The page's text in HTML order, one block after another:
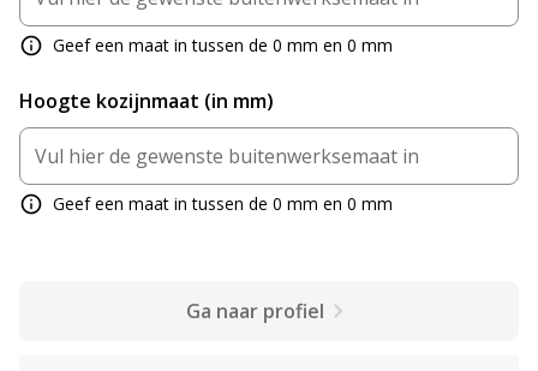
Geef een maat in tussen de 0 mm en 0 mm
Hoogte kozijnmaat (in mm)
Geef een maat in tussen de 0 mm en 0 mm
Ga naar profiel